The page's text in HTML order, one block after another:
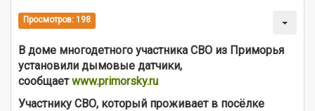
Просмотров: 198
В доме многодетного участника СВО из Приморья
установили дымовые датчики,
сообщаетwww.primorsky.ru
Участнику СВО, который проживает в посёлке